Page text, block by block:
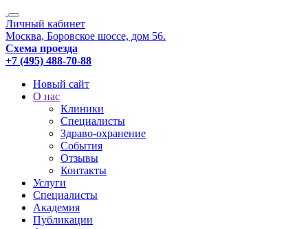
Личный кабинет
Москва, Боровское шоссе, дом 56.
Схема проезда
+7 (495) 488-70-88
Новый сайт
О нас
Клиники
Специалисты
Здраво-охранение
События
Отзывы
Контакты
Услуги
Специалисты
Академия
Публикации